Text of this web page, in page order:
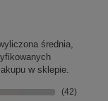
średnia,
w sklepie.
(42)